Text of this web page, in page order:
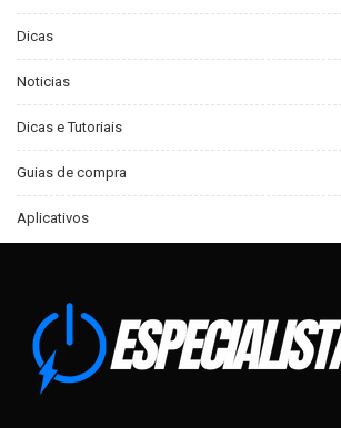
Dicas
Noticias
Dicas e Tutoriais
Guias de compra
Aplicativos